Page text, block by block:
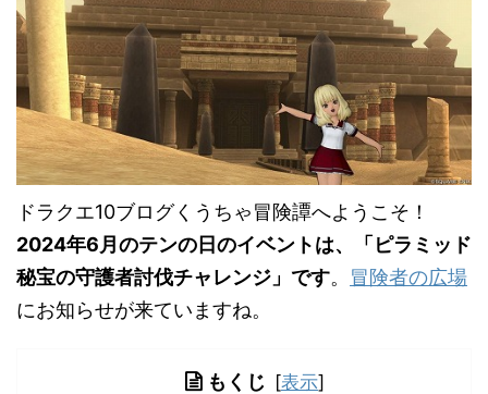
ドラクエ10ブログくうちゃ冒険譚へようこそ！
2024年6月のテンの日のイベントは、「ピラミッド
秘宝の守護者討伐チャレンジ」です。 冒険者の広場
にお知らせが来ていますね。
もくじ [表示]